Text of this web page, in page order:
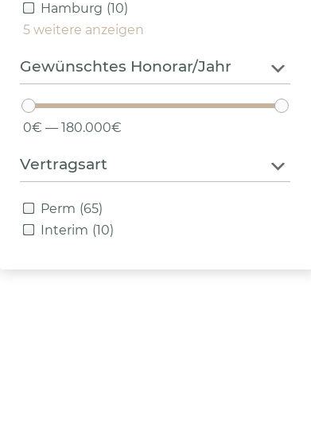
Hamburg (10)
5 weitere anzeigen
Gewünschtes Honorar/Jahr
0€ — 180.000€
Vertragsart
Perm (65)
Interim (10)